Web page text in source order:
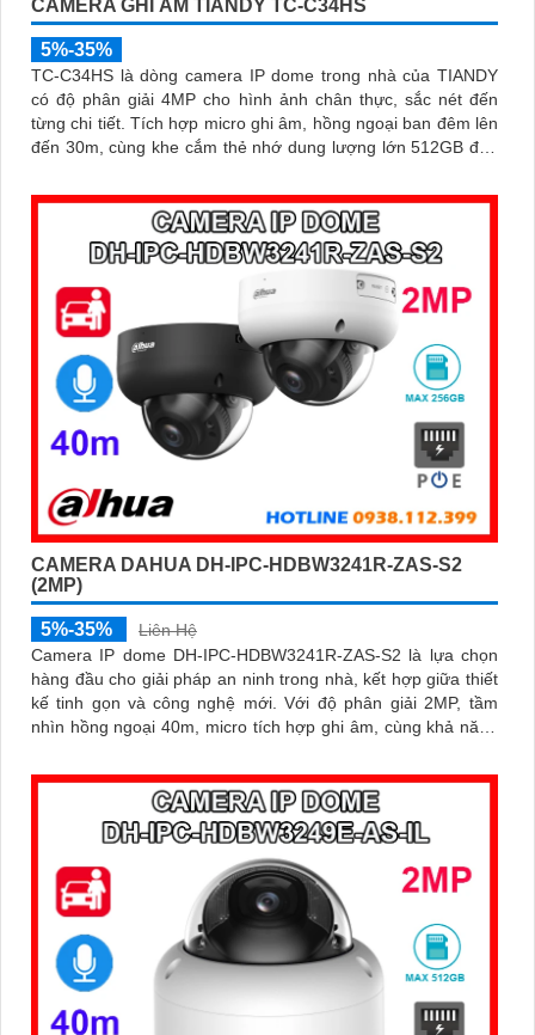
CAMERA GHI ÂM TIANDY TC-C34HS
5%-35%
TC-C34HS là dòng camera IP dome trong nhà của TIANDY
có độ phân giải 4MP cho hình ảnh chân thực, sắc nét đến
từng chi tiết. Tích hợp micro ghi âm, hồng ngoại ban đêm lên
đến 30m, cùng khe cắm thẻ nhớ dung lượng lớn 512GB đáp
CAMERA DAHUA DH-IPC-HDBW3241R-ZAS-S2
(2MP)
5%-35%
Liên Hệ
Camera IP dome DH-IPC-HDBW3241R-ZAS-S2 là lựa chọn
hàng đầu cho giải pháp an ninh trong nhà, kết hợp giữa thiết
kế tinh gọn và công nghệ mới. Với độ phân giải 2MP, tầm
nhìn hồng ngoại 40m, micro tích hợp ghi âm, cùng khả năng
sát chính xác, giảm thiểu cảnh báo sai, hỗ trợ khe thẻ nhớ
lên đến 256GB và cấp nguồn PoE